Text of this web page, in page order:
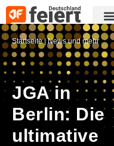
Startseite|News und mehr
JGA in
Berlin: Die
ultimative